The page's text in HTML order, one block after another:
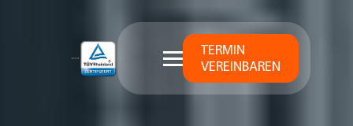
TERMIN
VEREINBAREN